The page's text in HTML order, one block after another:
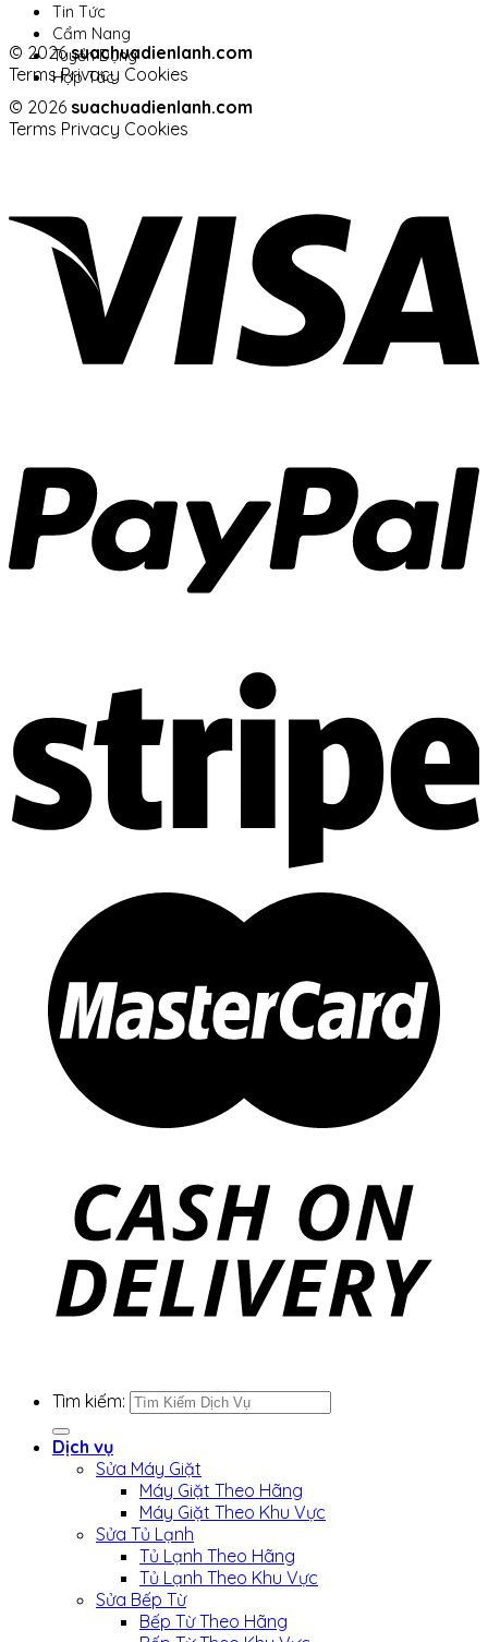
Tin Tức
Cẩm Nang
Tuyển Dụng
Hợp Tác
© 2026suachuadienlanh.com
Terms Privacy Cookies
© 2026 suachuadienlanh.com
Terms Privacy Cookies
Tìm kiếm:
Dịch vụ
Sửa Máy Giặt
Máy Giặt Theo Hãng
Máy Giặt Theo Khu Vực
Sửa Tủ Lạnh
Tủ Lạnh Theo Hãng
Tủ Lạnh Theo Khu Vực
Sửa Bếp Từ
Bếp Từ Theo Hãng